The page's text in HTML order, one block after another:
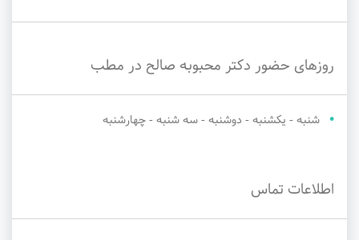
روزهای حضور دکتر محبوبه صالح در مطب
شنبه - یکشنبه - دوشنبه - سه شنبه - چهارشنبه
اطلاعات تماس